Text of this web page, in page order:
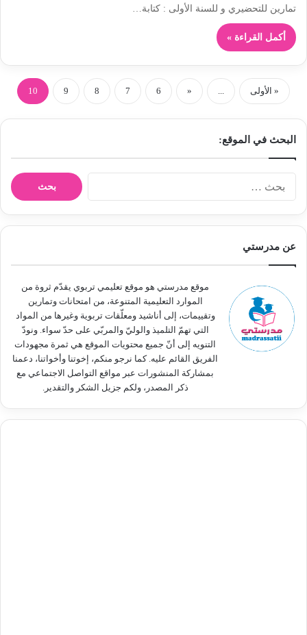
تمارين للتحضيري و للسنة الأولى : كتابة…
أكمل القراءة »
« الأولى «
6
7
8
9
10
البحث في الموقع:
ن
عن مدرستي
موقع مدرستي هو موقع تعليمي تربوي يقدّم ثروة من
الموارد التعليمية المتنوعة، من امتحانات وتمارين
وتقييمات، إلى أناشيد ومعلّقات تربوية وغيرها من المواد
التي تهمّ التلميذ والوليّ والمربّي على حدّ سواء. ونودّ
التنويه إلى أنّ جميع محتويات الموقع هي ثمرة مجهودات
الفريق القائم عليه. كما نرجو منكم، إخوتنا وأخواتنا، دعمنا
بمشاركة المنشورات عبر مواقع التواصل الاجتماعي مع
ذكر المصدر، ولكم جزيل الشكر والتقدير.